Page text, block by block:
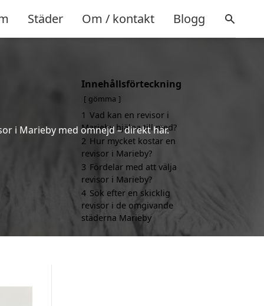
Städer Om / kontakt Blogg
i Marieby med omnejd – direkt här.
Innehållsförteckning
gömma
1 Vad kan en revisor i
Marieby hjälpa till med?
2 Hur mycket kostar en
revisor i Marieby?
3 Fördelar med att välja
revisor i Marieby?
4 Sök efter en skicklig
revisor i de omgivande
städerna Marieby